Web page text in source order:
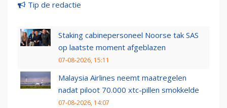
Tip de redactie
Staking cabinepersoneel Noorse tak SAS
op laatste moment afgeblazen
07-08-2026, 15:11
Malaysia Airlines neemt maatregelen
nadat piloot 70.000 xtc-pillen smokkelde
07-08-2026, 14:07